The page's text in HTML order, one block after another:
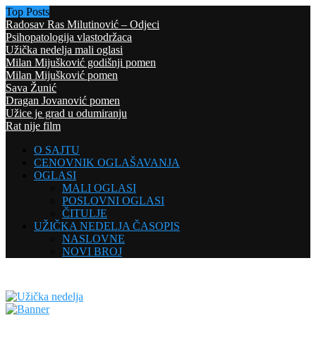
Top Posts
Radosav Ras Milutinović – Odjeci
Psihopatologija vlastodržaca
Užička nedelja mali oglasi
Milan Mijušković godišnji pomen
Milan Mijušković pomen
Sava Žunić
Dragan Jovanović pomen
Užice je grad u odumiranju
Rat nije film
O SAJTU
CENOVNIK OGLAŠAVANJA
OGLASI
MALI OGLASI
POSLOVNI OGLASI
ČITULJE
UŽIČKA NEDELJA ČASOPIS
NASLOVNE
NOVI BROJ